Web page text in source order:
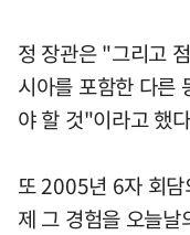
정 장관은 "그리고
시아를 포함한 다른
야 할 것"이라고 했
또 2005년 6자 회
제 그 경험을 오늘